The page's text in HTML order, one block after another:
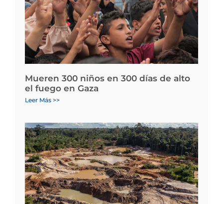
Mueren 300 niños en 300 días de alto
el fuego en Gaza
Leer Más >>